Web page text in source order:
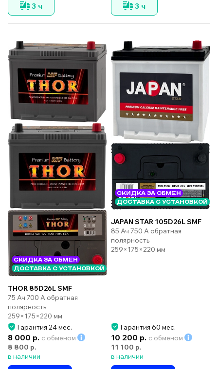
3 ч
3 ч
СКИДКА ЗА ОБМЕН
ДОСТАВКА С УСТАНОВКОЙ
THOR 85D26L SMF
75 Ач 700 А обратная
полярность
259×175×220 мм
Гарантия 24 мес.
8 000 р. с обменом
8 800 р.
в наличии
СКИДКА ЗА ОБМЕН
ДОСТАВКА С УСТАНОВКОЙ
JAPAN STAR 105D26L SMF
85 Ач 750 А обратная
полярность
259×175×220 мм
Гарантия 60 мес.
10 200 р. с обменом
11 100 р.
в наличии